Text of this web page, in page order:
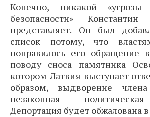
Конечно, никакой «угрозы
безопасности»
представляет. Он был
список потому, что
понравилось его
поводу сноса памятника
котором Латвия выступает
образом, выдворение
незаконная
Депортация будет обжалована